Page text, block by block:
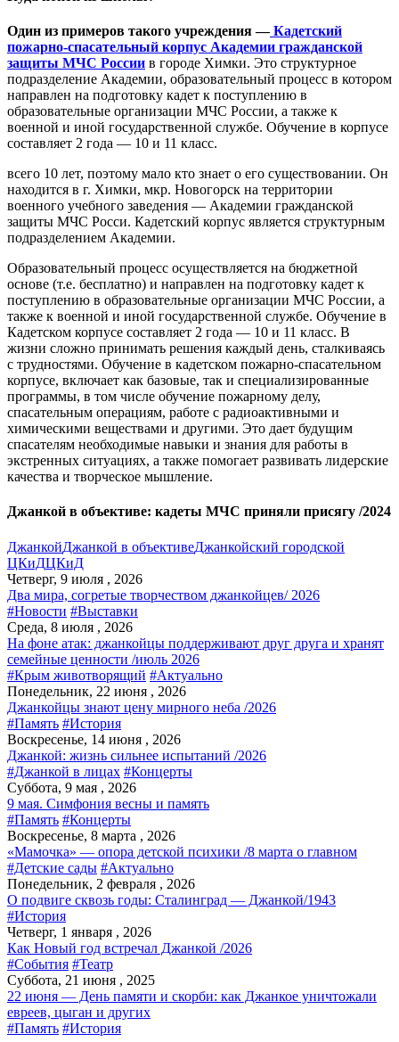
Один из примеров такого учреждения —Кадетский
пожарно-спасательный корпус Академии гражданской
защиты МЧС России в городе Химки. Это структурное
подразделение Академии, образовательный процесс в котором
направлен на подготовку кадет к поступлению в
образовательные организации МЧС России, а также к
военной и иной государственной службе. Обучение в корпусе
составляет 2 года — 10 и 11 класс.
всего 10 лет, поэтому мало кто знает о его существовании. Он
находится в г. Химки, мкр. Новогорск на территории
военного учебного заведения — Академии гражданской
защиты МЧС Росси. Кадетский корпус является структурным
подразделением Академии.
Образовательный процесс осуществляется на бюджетной
основе (т.е. бесплатно) и направлен на подготовку кадет к
поступлению в образовательные организации МЧС России, а
также к военной и иной государственной службе. Обучение в
Кадетском корпусе составляет 2 года — 10 и 11 класс. В
жизни сложно принимать решения каждый день, сталкиваясь
с трудностями. Обучение в кадетском пожарно-спасательном
корпусе, включает как базовые, так и специализированные
программы, в том числе обучение пожарному делу,
спасательным операциям, работе с радиоактивными и
химическими веществами и другими. Это дает будущим
спасателям необходимые навыки и знания для работы в
экстренных ситуациях, а также помогает развивать лидерские
качества и творческое мышление.
Джанкой в объективе: кадеты МЧС приняли присягу /2024
ДжанкойДжанкой в объективеДжанкойский городской
ЦКиДЦКиД
Четверг, 9 июля , 2026
Два мира, согретые творчеством джанкойцев/ 2026
#Новости #Выставки
Среда, 8 июля , 2026
На фоне атак: джанкойцы поддерживают друг друга и хранят
семейные ценности /июль 2026
#Крым животворящий #Актуально
Понедельник, 22 июня , 2026
Джанкойцы знают цену мирного неба /2026
#Память #История
Воскресенье, 14 июня , 2026
Джанкой: жизнь сильнее испытаний /2026
#Джанкой в лицах #Концерты
Суббота, 9 мая , 2026
9 мая. Симфония весны и память
#Память #Концерты
Воскресенье, 8 марта , 2026
«Мамочка» — опора детской психики /8 марта о главном
#Детские сады #Актуально
Понедельник, 2 февраля , 2026
О подвиге сквозь годы: Сталинград — Джанкой/1943
#История
Четверг, 1 января , 2026
Как Новый год встречал Джанкой /2026
#События #Театр
Суббота, 21 июня , 2025
22 июня — День памяти и скорби: как Джанкое уничтожали
евреев, цыган и других
#Память #История